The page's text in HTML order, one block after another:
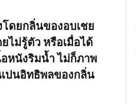
ดยกลิ่นของอบเชย
ไม่รู้ตัว หรือเมื่อได้
หนังริมน้ำ ไม่ก็ภาพ
ปนอิทธิพลของกลิ่น